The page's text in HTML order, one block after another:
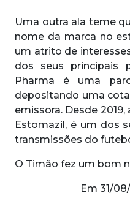
Uma outra ala teme
nome da marca no
um atrito de
dos seus principais
Pharma é uma
depositando uma
emissora. Desde
Estomazil, é um dos
transmissões do
O Timão fez um bom
Em 31/